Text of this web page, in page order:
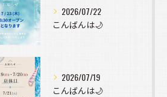
2026/07/22
こんばんは🌙
2026/07/19
こんばんは🌙